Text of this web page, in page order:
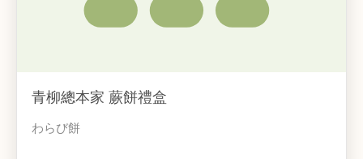
青柳總本家 蕨餅禮盒
わらび餅